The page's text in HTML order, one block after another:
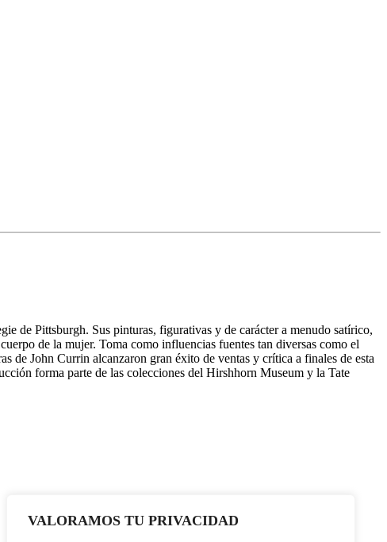
VALORAMOS TU PRIVACIDAD
de Pittsburgh. Sus pinturas, figurativas y de carácter a menudo satírico,
de la mujer. Toma como influencias fuentes tan diversas como el
de John Currin alcanzaron gran éxito de ventas y crítica a finales de esta
forma parte de las colecciones del Hirshhorn Museum y la Tate